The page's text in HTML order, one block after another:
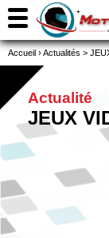
Accueil ›Actualités >
Actualité
JEUX